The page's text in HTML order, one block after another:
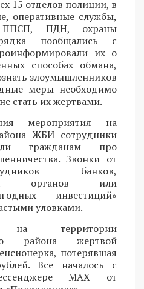
15 отделов полиции, в
оперативные службы,
ППСП, ПДН, охраны
пообщались с
их о
способах обмана,
злоумышленников
меры необходимо
стать их жертвами.
мероприятия на
ЖБИ сотрудники
гражданам про
Звонки от
банков,
органов или
инвестиций»
уловками.
территории
района жертвой
потерявшая
Все началось с
MAX от